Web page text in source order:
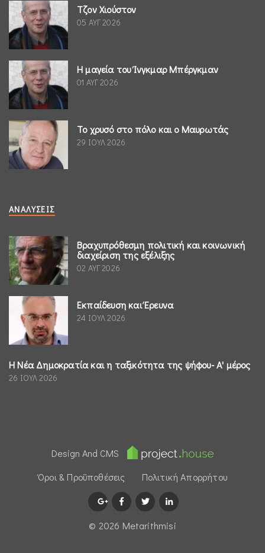
Τζον Χιούστον
05 ΑΥΓ 2026
Η μαγεία του Ίνγκμαρ Μπέργκμαν
01 ΑΥΓ 2026
Το χρυσό στο πόλο και ο Μαυρωτάς
29 ΙΟΥΛ 2026
ΑΝΑΛΎΣΕΙΣ
Βραχυπρόθεσμη πολιτική και κοινωνική
διαχείριση της εξέλιξης
02 ΑΥΓ 2026
Εκπαίδευση και Έρευνα
24 ΙΟΥΛ 2026
Η Νέα Δημοκρατία και η ταξικότητα της ψήφου- Α' μέρος
26 ΙΟΥΛ 2026
Design And CMS
Όροι & Προϋποθέσεις
Πολιτική Απορρήτου
© 2026 Μetarithmisi